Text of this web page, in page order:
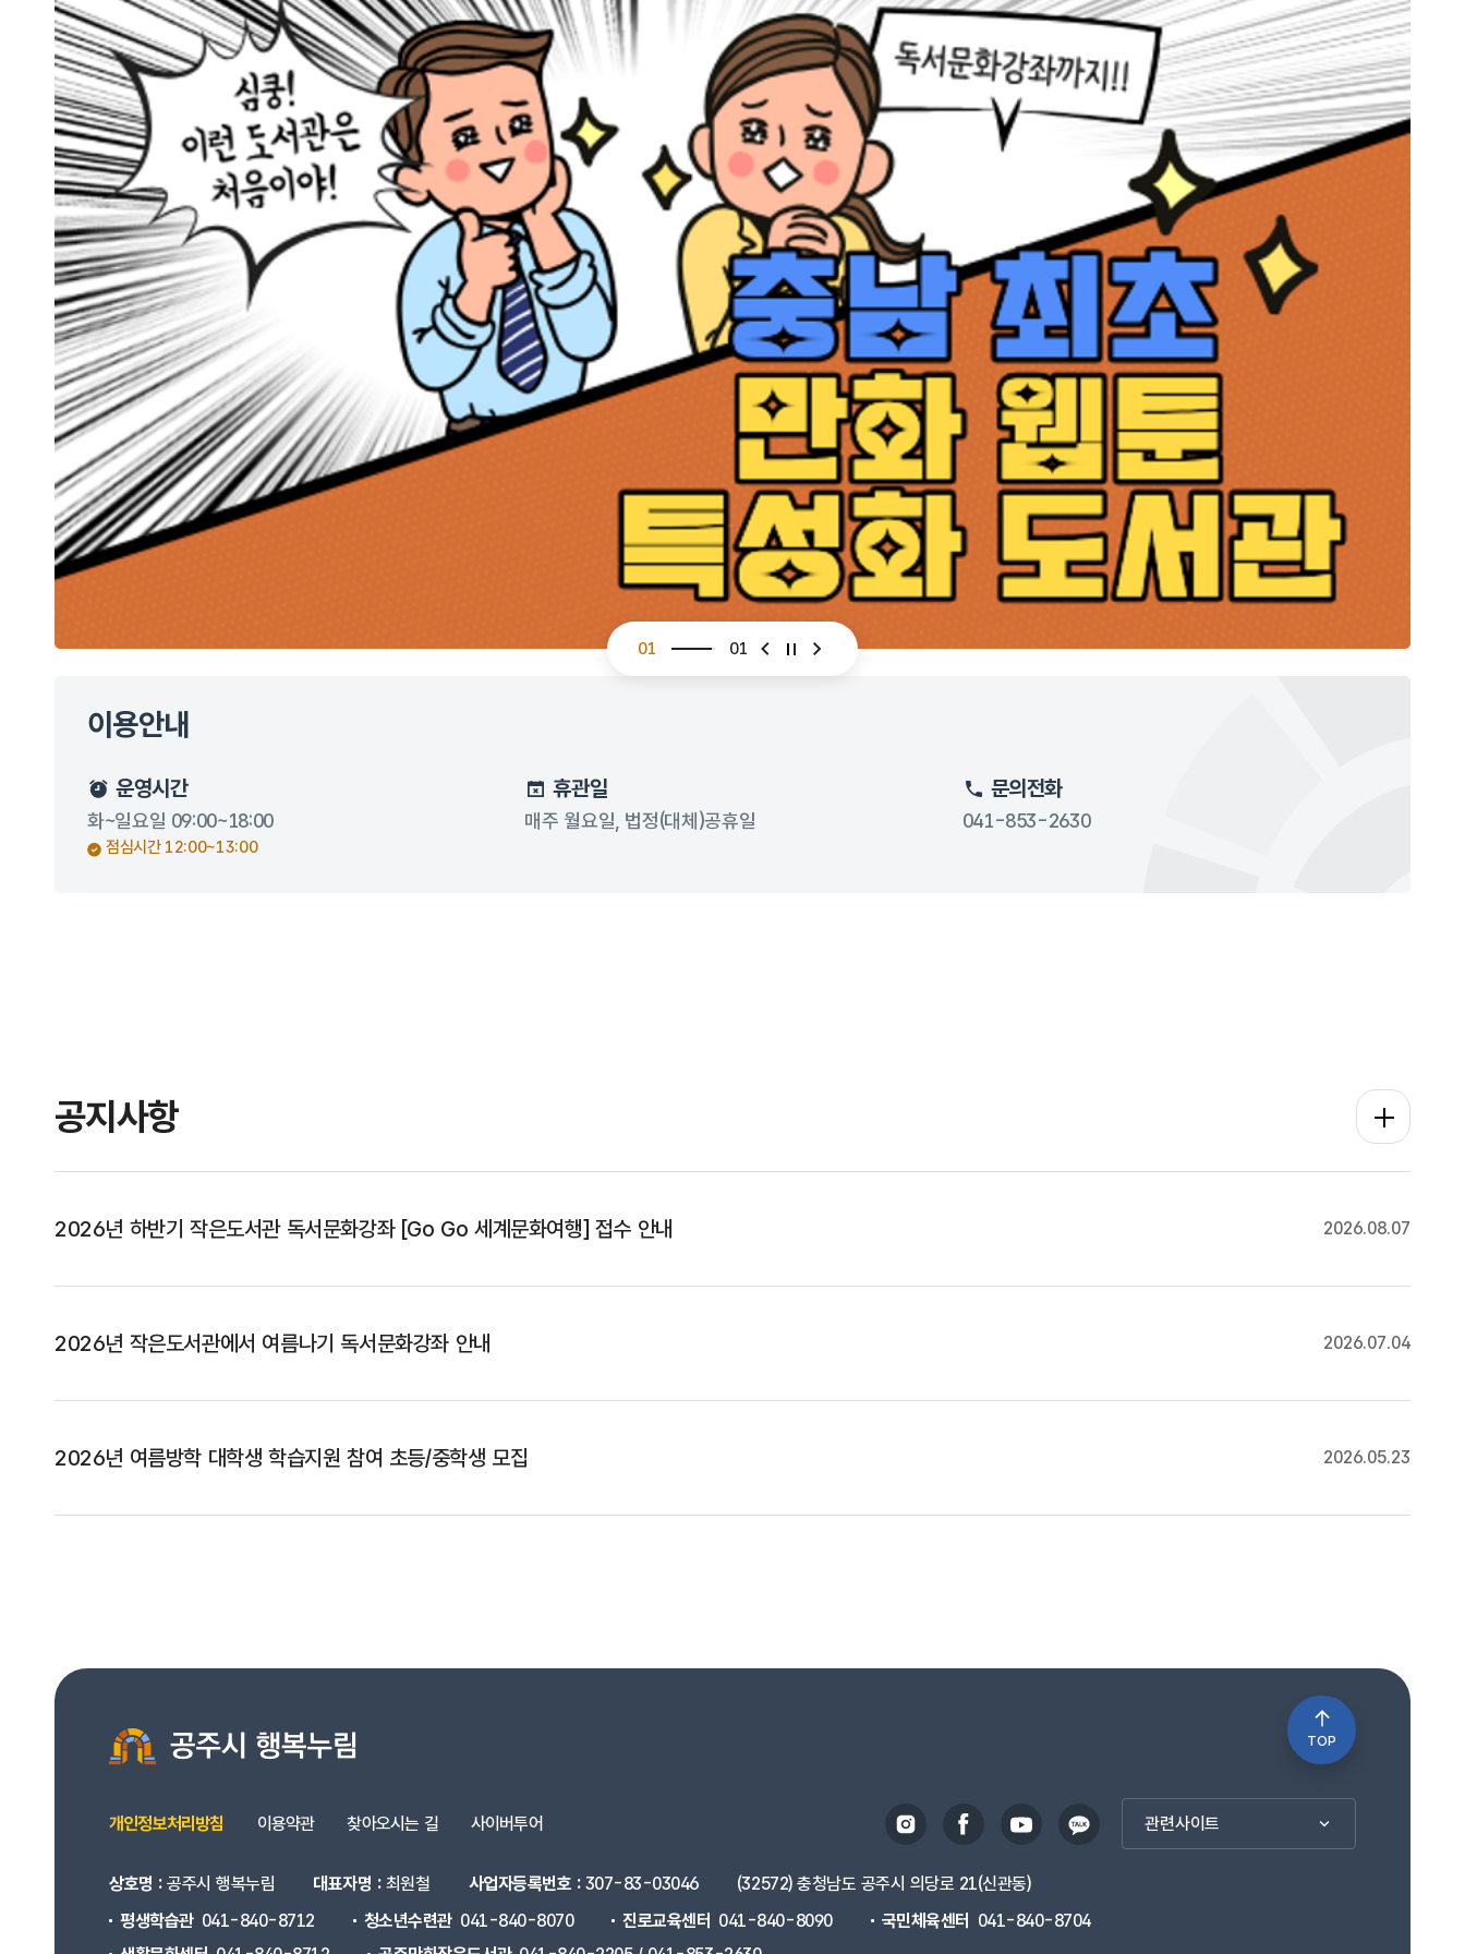
01 01
슬라이드 이전슬라이드 다음
이용안내
운영시간
화~일요일 09:00~18:00
점심시간 12:00~13:00
휴관일
매주 월요일, 법정(대체)공휴일
문의전화
041-853-2630
공지사항
2026년 하반기 작은도서관 독서문화강좌 [Go Go 세계문화여행] 접수 안내 2026.08.07
2026년 작은도서관에서 여름나기 독서문화강좌 안내 2026.07.04
2026년 여름방학 대학생 학습지원 참여 초등/중학생 모집 2026.05.23
공지사항 더보
TOP
개인정보처리방침 이용약관 찾아오시는 길 사이버투어 관련사이트
상호명 :공주시 행복누림 대표자명 :최원철 사업자등록번호 :307-83-03046
(32572) 충청남도 공주시 의당로 21(신관동)
평생학습관 041-840-8712 청소년수련관 041-840-8070 진로교육센터 041-840-8090 국민체육센터
041-840-8704